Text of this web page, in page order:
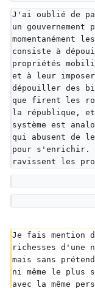
J'ai oublié de
un gouvernement
momentanément
consiste à
propriétés
et à leur
dépouiller des
que firent les
la république, et
système est
qui abusent de
pour s'enrichir.
ravissent les
Je fais mention
richesses d'une
mais sans
ni même le plus
avec la même